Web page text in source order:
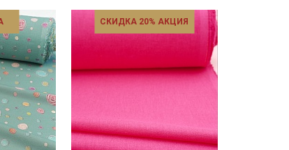
СКИДКА 20% АКЦИЯ